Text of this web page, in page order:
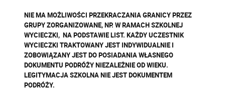
NIE MA MOŻLIWOŚCI PRZEKRACZANIA GRANICY PRZEZ
GRUPY ZORGANIZOWANE, NP. W RAMACH SZKOLNEJ
WYCIECZKI, NA PODSTAWIE LIST. KAŻDY UCZESTNIK
WYCIECZKI TRAKTOWANY JEST INDYWIDUALNIE I
ZOBOWIĄZANY JEST DO POSIADANIA WŁASNEGO
DOKUMENTU PODRÓŻY NIEZALEŻNIE OD WIEKU.
LEGITYMACJA SZKOLNA NIE JEST DOKUMENTEM
PODRÓŻY.